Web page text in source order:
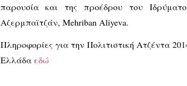
παρουσία και της προέδρου του
Αζερμπαϊτζάν, Mehriban Aliyeva.
Πληροφορίες για την Πολιτιστική Ατζέντα
Ελλάδα εδώ